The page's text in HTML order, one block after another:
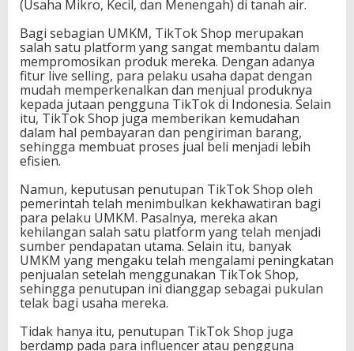
(Usaha Mikro, Kecil, dan Menengah) di tanah air.
Bagi sebagian UMKM, TikTok Shop merupakan
salah satu platform yang sangat membantu dalam
mempromosikan produk mereka. Dengan adanya
fitur live selling, para pelaku usaha dapat dengan
mudah memperkenalkan dan menjual produknya
kepada jutaan pengguna TikTok di Indonesia. Selain
itu, TikTok Shop juga memberikan kemudahan
dalam hal pembayaran dan pengiriman barang,
sehingga membuat proses jual beli menjadi lebih
efisien.
Namun, keputusan penutupan TikTok Shop oleh
pemerintah telah menimbulkan kekhawatiran bagi
para pelaku UMKM. Pasalnya, mereka akan
kehilangan salah satu platform yang telah menjadi
sumber pendapatan utama. Selain itu, banyak
UMKM yang mengaku telah mengalami peningkatan
penjualan setelah menggunakan TikTok Shop,
sehingga penutupan ini dianggap sebagai pukulan
telak bagi usaha mereka.
Tidak hanya itu, penutupan TikTok Shop juga
berdamp pada para influencer atau pengguna